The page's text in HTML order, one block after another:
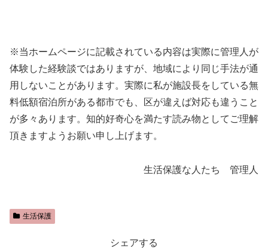
※当ホームページに記載されている内容は実際に管理人が
体験した経験談ではありますが、地域により同じ手法が通
用しないことがあります。実際に私が施設長をしている無
料低額宿泊所がある都市でも、区が違えば対応も違うこと
が多々あります。知的好奇心を満たす読み物としてご理解
頂きますようお願い申し上げます。
生活保護な人たち 管理人
生活保護
シェアする